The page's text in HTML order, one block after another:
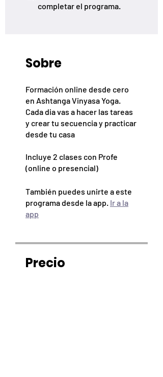
completar el programa.
Sobre
Formación online desde cero
en Ashtanga Vinyasa Yoga.
Cada dia vas a hacer las tareas
y crear tu secuencia y practicar
desde tu casa
Incluye 2 clases con Profe
(online o presencial)
También puedes unirte a este
programa desde la app. Ir a la
app
Precio